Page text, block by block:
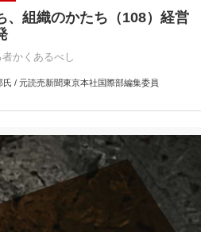
、組織のかたち（108）経営
かくあるべし
氏 / 元読売新聞東京本社国際部編集委員